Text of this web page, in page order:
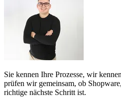
Sie kennen Ihre Prozesse, wir
prüfen wir gemeinsam, ob
richtige nächste Schritt ist.